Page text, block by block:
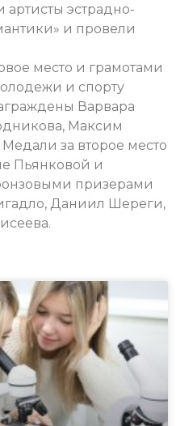
эстрадно-
и провели
место и грамотами
и спорту
Варвара
Максим
за второе место
Пьянковой и
призерами
Даниил Шереги,